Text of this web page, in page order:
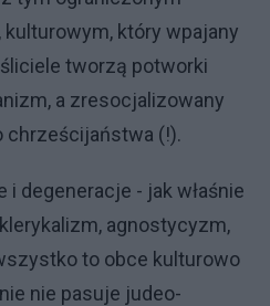
który wpajany
tworzą potworki
a zresocjalizowany
chrześcijaństwa (!).
degeneracje - jak właśnie
agnostycyzm,
to obce kulturowo
nie pasuje judeo-